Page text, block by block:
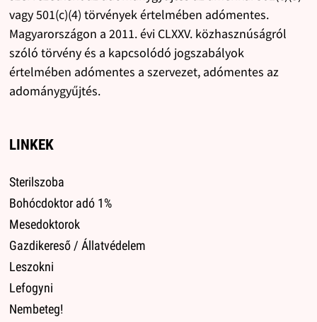
vagy 501(c)(4) törvények értelmében adómentes.
Magyarországon a 2011. évi CLXXV. közhasznúságról
szóló törvény és a kapcsolódó jogszabályok
értelmében adómentes a szervezet, adómentes az
adománygyűjtés.
LINKEK
Sterilszoba
Bohócdoktor adó 1%
Mesedoktorok
Gazdikereső / Állatvédelem
Leszokni
Lefogyni
Nembeteg!